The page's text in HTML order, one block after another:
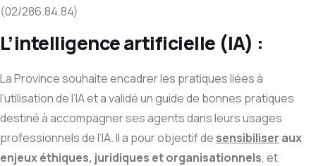
(02/286.84.84)
L’intelligence artificielle (IA) :
La Province souhaite encadrer les pratiques liées à
l’utilisation de l’IA et a validé un guide de bonnes pratiques
destiné à accompagner ses agents dans leurs usages
professionnels de l’IA. Il a pour objectif de sensibiliser aux
enjeux éthiques, juridiques et organisationnels, et